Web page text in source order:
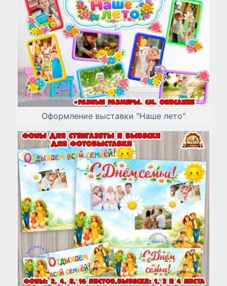
Оформление выставки "Наше лето"